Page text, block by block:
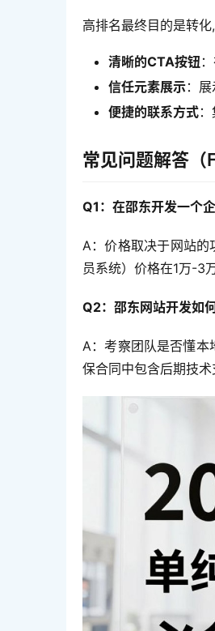
高排名最终目的是转化
清晰的CTA按钮
信任元素展示：
便捷的联系方式
常见问题解答（
Q1：在邵东开发一个
A：价格取决于网站
员系统）价格在1万-3
Q2：邵东网站开发如
A：考察团队是否懂本
保合同中包含后期技术